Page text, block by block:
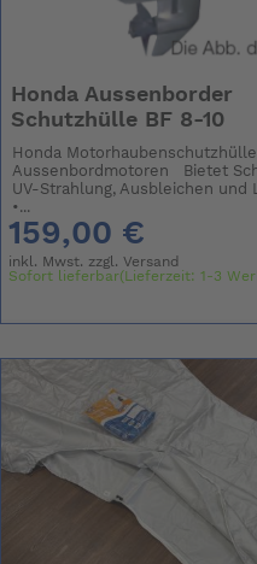
Honda Aussenborder
Schutzhülle BF 8-10
Honda
Aussenbordmotoren Bietet
UV-Strahlung, Ausbleichen und
•...
159,00 €
inkl. Mwst. zzgl.Versand
Sofort lieferbar(Lieferzeit: 1-3